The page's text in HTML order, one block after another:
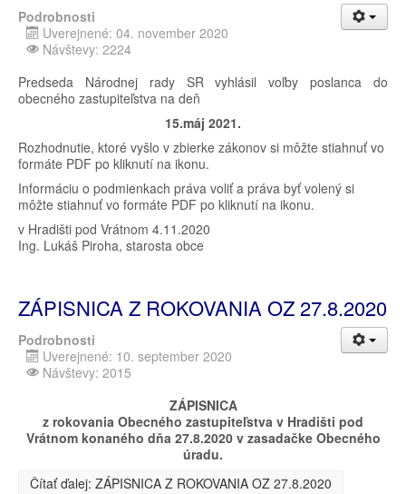
Podrobnosti
Uverejnené: 04. november 2020
Návštevy: 2224
Predseda Národnej rady SR vyhlásil voľby poslanca do
obecného zastupiteľstva na deň
15.máj 2021.
Rozhodnutie, ktoré vyšlo v zbierke zákonov si môžte stiahnuť vo
formáte PDF po kliknutí na ikonu.
Informáciu o podmienkach práva voliť a práva byť volený si
môžte stiahnuť vo formáte PDF po kliknutí na ikonu.
v Hradišti pod Vrátnom 4.11.2020
Ing. Lukáš Piroha, starosta obce
ZÁPISNICA Z ROKOVANIA OZ 27.8.2020
Podrobnosti
Uverejnené: 10. september 2020
Návštevy: 2015
ZÁPISNICA
z rokovania Obecného zastupiteľstva v Hradišti pod
Vrátnom konaného dňa 27.8.2020 v zasadačke Obecného
úradu.
Čítať ďalej: ZÁPISNICA Z ROKOVANIA OZ 27.8.2020